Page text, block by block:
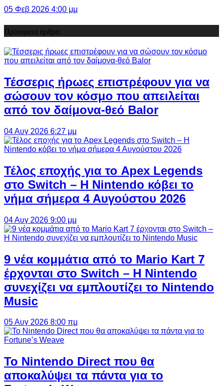
05 Φεβ 2026 4:00 μμ
Πρόσφατα άρθρα
Τέσσερις ήρωες επιστρέφουν για να
σώσουν τον κόσμο που απειλείται
από τον δαίμονα-θεό Balor
04 Αυγ 2026 6:27 μμ
Τέλος εποχής για το Apex Legends
στο Switch – Η Nintendo κόβει το
νήμα σήμερα 4 Αυγούστου 2026
04 Αυγ 2026 9:00 μμ
9 νέα κομμάτια από το Mario Kart 7
έρχονται στο Switch – Η Nintendo
συνεχίζει να εμπλουτίζει το Nintendo
Music
05 Αυγ 2026 8:00 πμ
Το Nintendo Direct που θα
αποκαλύψει τα πάντα για το